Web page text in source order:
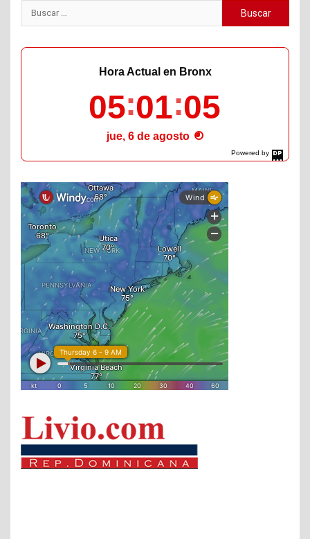
Buscar:
Powered by
DaysPedia.com
Hora Actual en Bronx
05 01 07
jue, 6 de agosto